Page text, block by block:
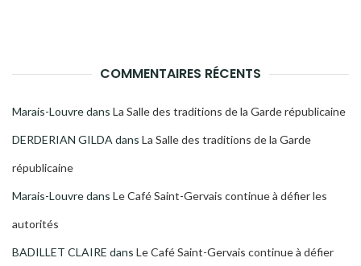
COMMENTAIRES RÉCENTS
Marais-Louvredans La Salle des traditions de la Garde républicaine
DERDERIAN GILDA dans La Salle des traditions de la Garde
républicaine
Marais-Louvredans Le Café Saint-Gervais continue à défier les
autorités
BADILLET CLAIRE dans Le Café Saint-Gervais continue à défier